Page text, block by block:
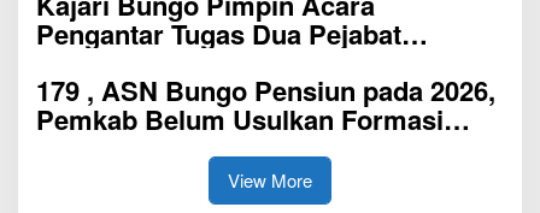
Pengantar Tugas Dua Pejabat
179 , ASN Bungo Pensiun pada 2026,
Pemkab Belum Usulkan Formasi
View More